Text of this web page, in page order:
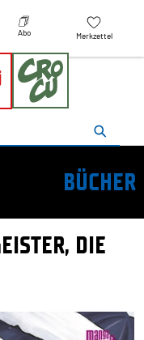
Abo Merkzettel
BÜCHER
DIE